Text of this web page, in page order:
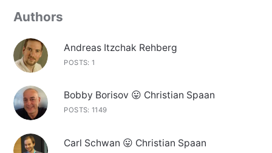
Authors
Andreas Itzchak Rehberg
POSTS: 1
Bobby Borisov 😛 Christian Spaan
POSTS: 1149
Carl Schwan 😛 Christian Spaan